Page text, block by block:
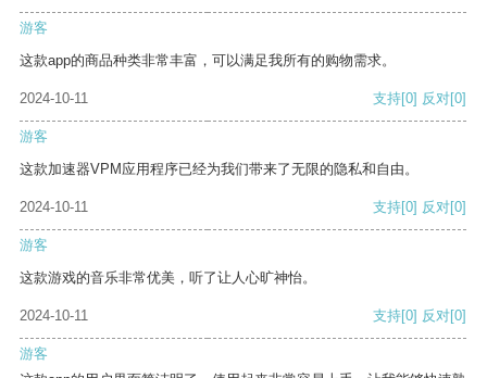
游客
这款app的商品种类非常丰富，可以满足我所有的购物需求。
2024-10-11 支持[0] 反对[0]
游客
这款加速器VPM应用程序已经为我们带来了无限的隐私和自由。
2024-10-11 支持[0] 反对[0]
游客
这款游戏的音乐非常优美，听了让人心旷神怡。
2024-10-11 支持[0] 反对[0]
游客